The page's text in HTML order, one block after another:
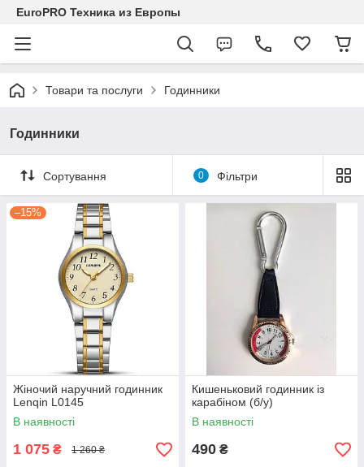
EuroPRO Техника из Европы
Товари та послуги Годинники
Годинники
Сортування 0 Фільтри
–15%
Жіночий наручний годинник
Lenqin L0145
В наявності
1 075 ₴ 1 260 ₴
Кишеньковий годинник із
карабіном (б/у)
В наявності
490 ₴